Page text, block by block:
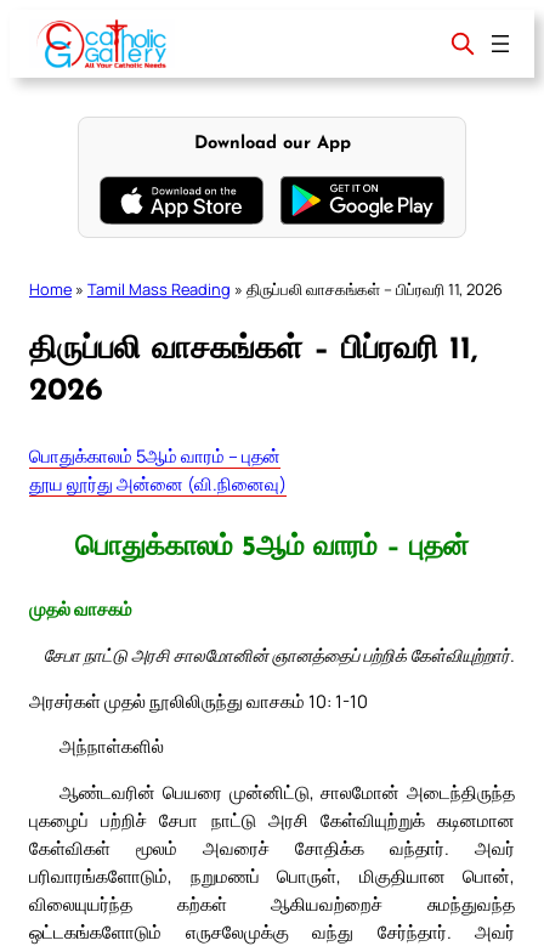
content
Download our App
Home » Tamil Mass Reading » திருப்பலி வாசகங்கள் – பிப்ரவரி 11, 2026
திருப்பலி வாசகங்கள் – பிப்ரவரி 11,
2026
பொதுக்காலம் 5ஆம் வாரம் – புதன்
தூய லூர்து அன்னை (வி.நினைவு)
பொதுக்காலம் 5ஆம் வாரம் – புதன்
முதல் வாசகம்
சேபா நாட்டு அரசி சாலமோனின் ஞானத்தைப் பற்றிக் கேள்வியுற்றார்.
அரசர்கள் முதல் நூலிலிருந்து வாசகம் 10: 1-10
அந்நாள்களில்
ஆண்டவரின் பெயரை முன்னிட்டு, சாலமோன் அடைந்திருந்த
புகழைப் பற்றிச் சேபா நாட்டு அரசி கேள்வியுற்றுக் கடினமான
கேள்விகள் மூலம் அவரைச் சோதிக்க வந்தார். அவர்
பரிவாரங்களோடும், நறுமணப் பொருள், மிகுதியான பொன்,
விலையுயர்ந்த கற்கள் ஆகியவற்றைச் சுமந்துவந்த
ஒட்டகங்களோடும் எருசலேமுக்கு வந்து சேர்ந்தார். அவர்